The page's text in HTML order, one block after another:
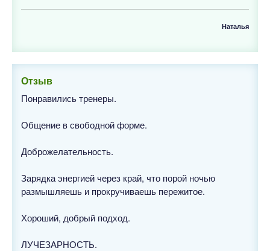
Наталья
Отзыв
Понравились тренеры.
Общение в свободной форме.
Доброжелательность.
Зарядка энергией через край, что порой ночью
размышляешь и прокручиваешь пережитое.
Хороший, добрый подход.
ЛУЧЕЗАРНОСТЬ.